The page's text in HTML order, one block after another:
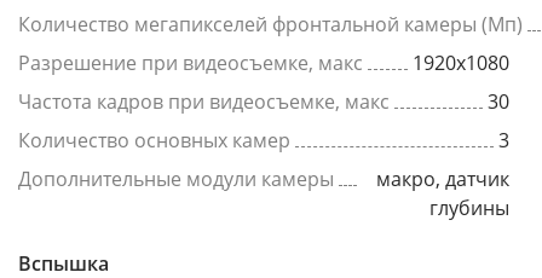
Количество мегапикселей фронтальной камеры (Мп)
Разрешение при видеосъемке, макс
1920x1080
Частота кадров при видеосъемке, макс
30
Количество основных камер
3
Дополнительные модули камеры
макро, датчик
глубины
Вспышка